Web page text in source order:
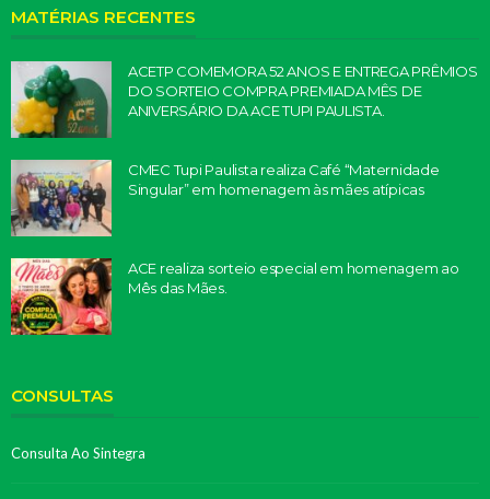
MATÉRIAS RECENTES
ACETP COMEMORA 52 ANOS E ENTREGA PRÊMIOS
DO SORTEIO COMPRA PREMIADA MÊS DE
ANIVERSÁRIO DA ACE TUPI PAULISTA.
CMEC Tupi Paulista realiza Café “Maternidade
Singular” em homenagem às mães atípicas
ACE realiza sorteio especial em homenagem ao
Mês das Mães.
CONSULTAS
Consulta Ao Sintegra